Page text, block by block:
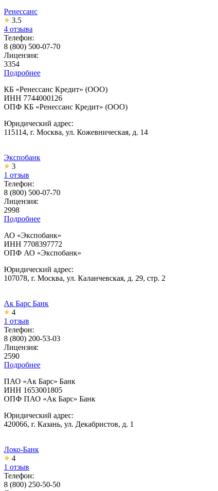
Ренессанс
3.5
4 отзыва
Телефон:
8 (800) 500-07-70
Лицензия:
3354
Подробнее
КБ «Ренессанс Кредит» (ООО)
ИНН 7744000126
ОПФ КБ «Ренессанс Кредит» (ООО)
Юридический адрес:
115114, г. Москва, ул. Кожевническая, д. 14
Экспобанк
3
1 отзыв
Телефон:
8 (800) 500-07-70
Лицензия:
2998
Подробнее
АО «Экспобанк»
ИНН 7708397772
ОПФ АО «Экспобанк»
Юридический адрес:
107078, г. Москва, ул. Каланчевская, д. 29, стр. 2
Ак Барс Банк
4
1 отзыв
Телефон:
8 (800) 200-53-03
Лицензия:
2590
Подробнее
ПАО «Ак Барс» Банк
ИНН 1653001805
ОПФ ПАО «Ак Барс» Банк
Юридический адрес:
420066, г. Казань, ул. Декабристов, д. 1
Локо-Банк
4
1 отзыв
Телефон:
8 (800) 250-50-50